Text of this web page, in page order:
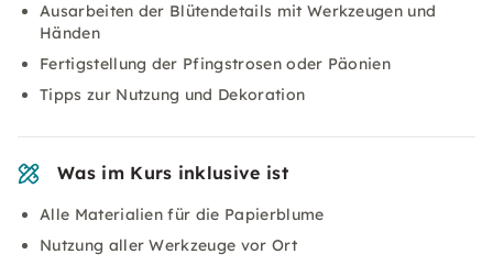
Ausarbeiten der Blütendetails mit Werkzeugen und
Händen
Fertigstellung der Pfingstrosen oder Päonien
Tipps zur Nutzung und Dekoration
Was im Kurs inklusive ist
Alle Materialien für die Papierblume
Nutzung aller Werkzeuge vor Ort